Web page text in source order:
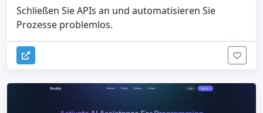
Schließen Sie APIs an und automatisieren Sie
Prozesse problemlos.